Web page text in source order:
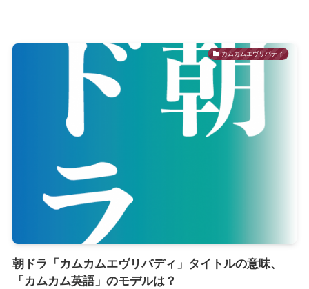
カムカムエヴリバディ
朝ドラ「カムカムエヴリバディ」タイトルの意味、
「カムカム英語」のモデルは？